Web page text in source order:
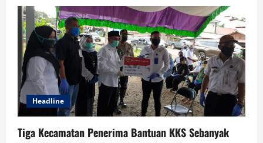
Jangan
Dijadikan
Alasan
Pengusaha
Tak
Bayar
THR
Headline
Tiga Kecamatan Penerima Bantuan KKS Sebanyak